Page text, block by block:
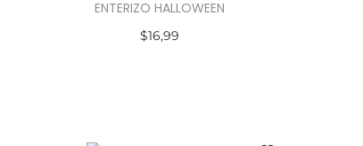
ENTERIZO HALLOWEEN
$16,99